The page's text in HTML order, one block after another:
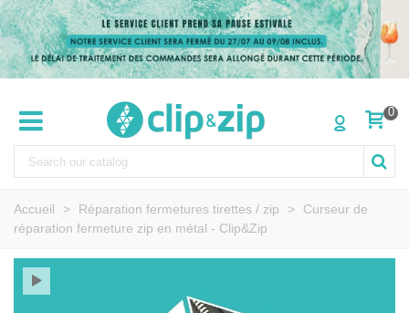
0
Accueil > Réparation fermetures tirettes / zip >
Curseur de
réparation fermeture zip en métal - Clip&Zip